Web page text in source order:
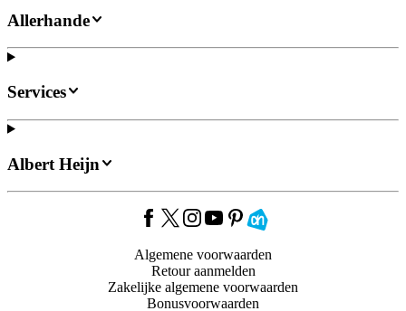
Allerhande
Services
Albert Heijn
Algemene voorwaarden
Retour aanmelden
Zakelijke algemene voorwaarden
Bonusvoorwaarden